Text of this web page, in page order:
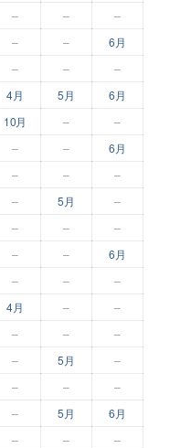
– – –
– –
6月
– – –
4月 5月
6月
10月 – –
– –
6月
– – –
– 5月
–
– – –
– –
6月
– – –
4月 –
–
– – –
– 5月
–
– – –
– 5月
6月
– – –